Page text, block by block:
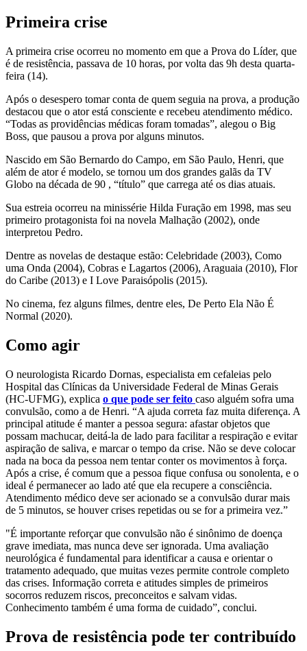
Primeira crise
A primeira crise ocorreu no momento em que a Prova do Líder, que
é de resistência, passava de 10 horas, por volta das 9h desta quarta-
feira (14).
Após o desespero tomar conta de quem seguia na prova, a produção
destacou que o ator está consciente e recebeu atendimento médico.
“Todas as providências médicas foram tomadas”, alegou o Big
Boss, que pausou a prova por alguns minutos.
Nascido em São Bernardo do Campo, em São Paulo, Henri, que
além de ator é modelo, se tornou um dos grandes galãs da TV
Globo na década de 90 , “título” que carrega até os dias atuais.
Sua estreia ocorreu na minissérie Hilda Furação em 1998, mas seu
primeiro protagonista foi na novela Malhação (2002), onde
interpretou Pedro.
Dentre as novelas de destaque estão: Celebridade (2003), Como
uma Onda (2004), Cobras e Lagartos (2006), Araguaia (2010), Flor
do Caribe (2013) e I Love Paraisópolis (2015).
No cinema, fez alguns filmes, dentre eles, De Perto Ela Não É
Normal (2020).
Como agir
O neurologista Ricardo Dornas, especialista em cefaleias pelo
Hospital das Clínicas da Universidade Federal de Minas Gerais
(HC-UFMG), explica o que pode ser feito caso alguém sofra uma
convulsão, como a de Henri. “A ajuda correta faz muita diferença. A
principal atitude é manter a pessoa segura: afastar objetos que
possam machucar, deitá-la de lado para facilitar a respiração e evitar
aspiração de saliva, e marcar o tempo da crise. Não se deve colocar
nada na boca da pessoa nem tentar conter os movimentos à força.
Após a crise, é comum que a pessoa fique confusa ou sonolenta, e o
ideal é permanecer ao lado até que ela recupere a consciência.
Atendimento médico deve ser acionado se a convulsão durar mais
de 5 minutos, se houver crises repetidas ou se for a primeira vez.”
"É importante reforçar que convulsão não é sinônimo de doença
grave imediata, mas nunca deve ser ignorada. Uma avaliação
neurológica é fundamental para identificar a causa e orientar o
tratamento adequado, que muitas vezes permite controle completo
das crises. Informação correta e atitudes simples de primeiros
socorros reduzem riscos, preconceitos e salvam vidas.
Conhecimento também é uma forma de cuidado”, conclui.
Prova de resistência pode ter contribuído